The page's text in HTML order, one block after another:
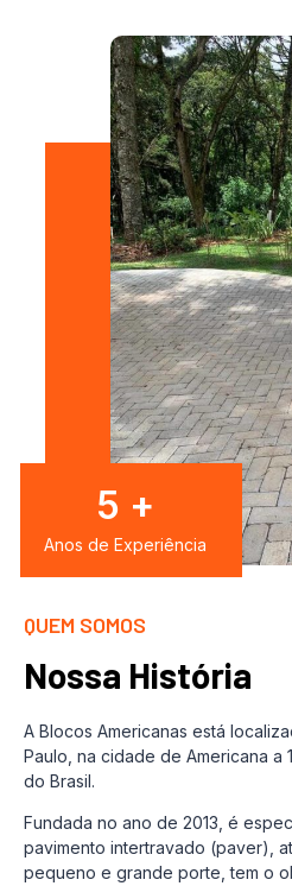
QUEM SOMOS
Nossa História
A Blocos Americanas está
Paulo, na cidade de Americana a
do Brasil.
Fundada no ano de 2013, é
pavimento intertravado (paver),
pequeno e grande porte, tem o
8 +
Anos de Experiência